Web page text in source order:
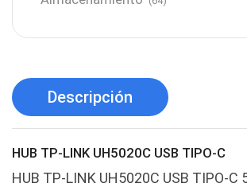
Antivirus (1)
Aro de luz
Audífonos
Descripción
HUB TP-LINK UH5020C USB TIPO-C
HUB TP-LINK UH5020C USB TIPO-C